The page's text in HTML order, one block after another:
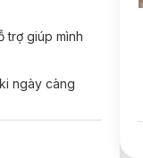
nhạy cảm hay
trợ giúp mình
ngày càng